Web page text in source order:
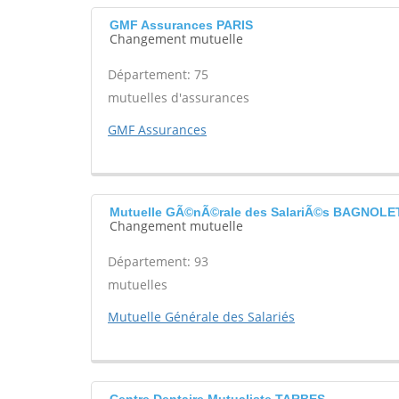
GMF Assurances PARIS
Changement mutuelle
Département: 75
mutuelles d'assurances
GMF Assurances
Mutuelle GÃ©nÃ©rale des SalariÃ©s
Changement mutuelle
Département: 93
mutuelles
Mutuelle Générale des Salariés